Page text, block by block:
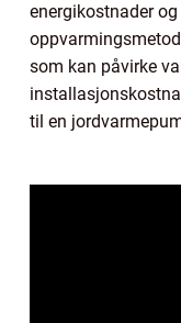
energikostnader
som kan påvirke
til en